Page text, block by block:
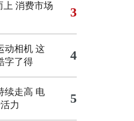
上 消费市场
3
动相机 这
字了得
4
续走高 电
力
5